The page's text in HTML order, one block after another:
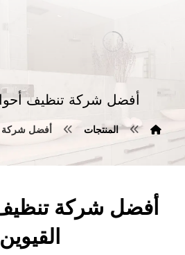
أفضل شركة تنظيف
المنتجات أفضل شركة
أفضل شركة
القيوين